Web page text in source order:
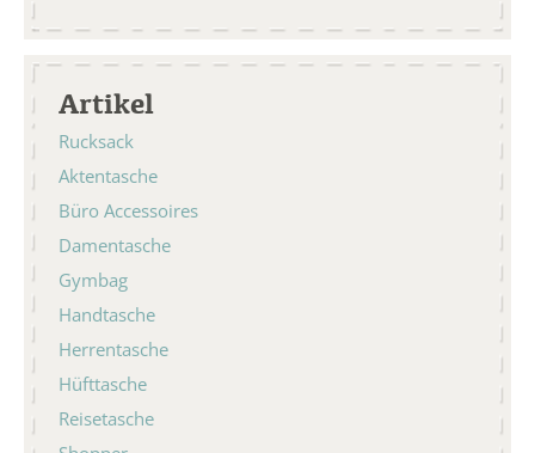
Artikel
Rucksack
Aktentasche
Büro Accessoires
Damentasche
Gymbag
Handtasche
Herrentasche
Hüfttasche
Reisetasche